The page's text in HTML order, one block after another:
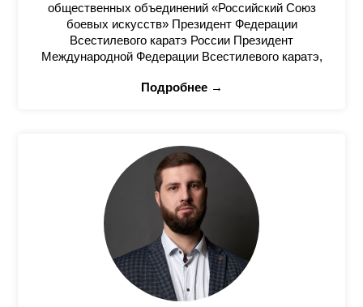
общественных объединений «Российский Союз
боевых искусств» Президент Федерации
Всестилевого каратэ России Президент
Международной Федерации Всестилевого каратэ,
Подробнее →